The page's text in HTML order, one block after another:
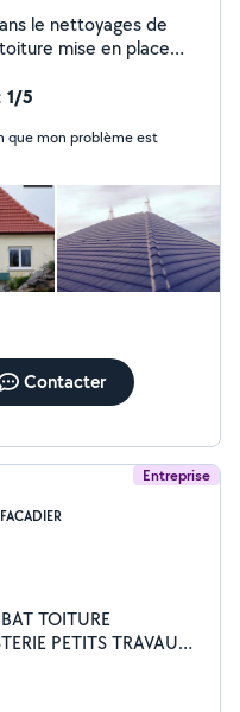
le nettoyages de
mise en place
rénovation extérieur
1/5
que mon problème est
Contacter
Entreprise
TOITURE